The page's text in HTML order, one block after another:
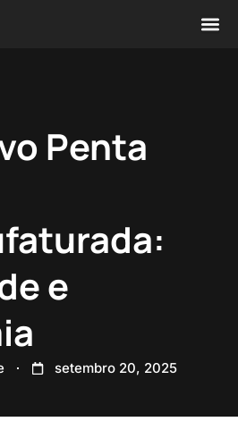
Penta
e
setembro 20, 2025